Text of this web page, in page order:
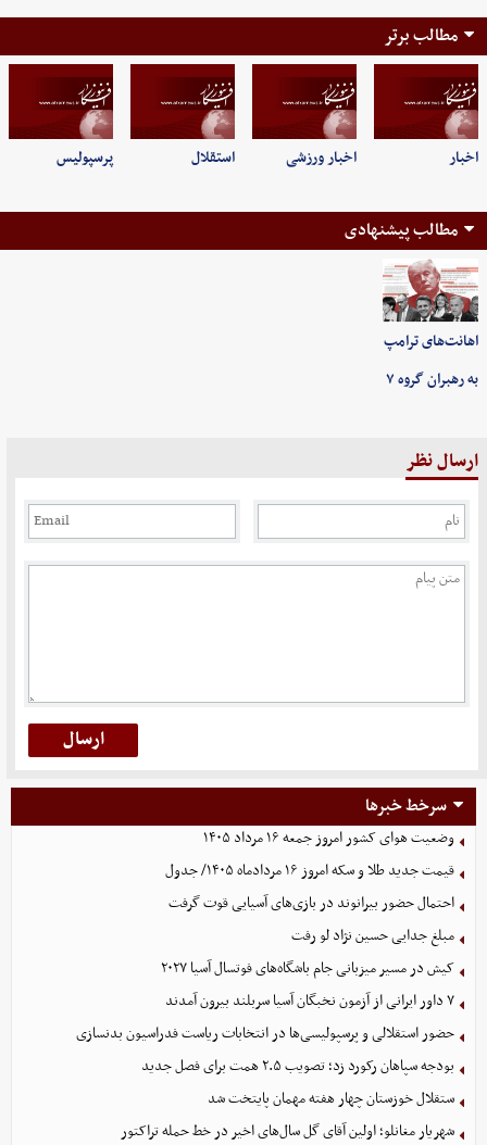
مطالب برتر
اخبار اخبار ورزشی استقلال پرسپولیس
مطالب پیشنهادی
اهانت‌های ترامپ
به رهبران گروه ۷
ارسال نظر
سرخط خبرها
وضعیت هوای کشور امروز جمعه ۱۶ مرداد ۱۴۰۵
قیمت جدید طلا و سکه امروز ۱۶ مردادماه ۱۴۰۵/ جدول
احتمال حضور بیرانوند در بازی‌های آسیایی قوت گرفت
مبلغ جدایی حسین نژاد لو رفت
کیش در مسیر میزبانی جام باشگاه‌های فوتسال آسیا ۲۰۲۷
۷ داور ایرانی از آزمون نخبگان آسیا سربلند بیرون آمدند
حضور استقلالی و پرسپولیسی‌ها در انتخابات ریاست فدراسیون بدنسازی
بودجه سپاهان رکورد زد؛ تصویب ۲.۵ همت برای فصل جدید
ستقلال خوزستان چهار هفته مهمان پایتخت شد
شهریار مغانلو؛ اولین آقای گل سال‌های اخیر در خط حمله تراکتور